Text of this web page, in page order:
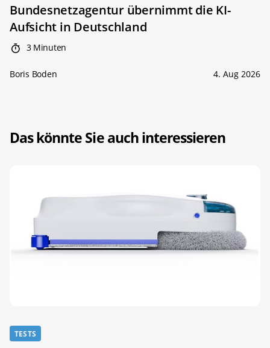
Bundesnetzagentur übernimmt die KI-
Aufsicht in Deutschland
3 Minuten
Boris Boden 4. Aug 2026
Das könnte Sie auch interessieren
TESTS